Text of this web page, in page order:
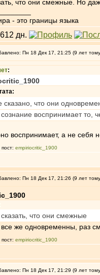
что они смежные. Но
- это границы языка
Пн 18 Дек 17, 21:25 (9 лет
:
сказано, что они
воспринимает то,
воспринимает, а не себя
empiriocritic_1900
Пн 18 Дек 17, 21:26 (9 лет
что они смежные
все же одновременны, раз
empiriocritic_1900
Пн 18 Дек 17, 21:29 (9 лет